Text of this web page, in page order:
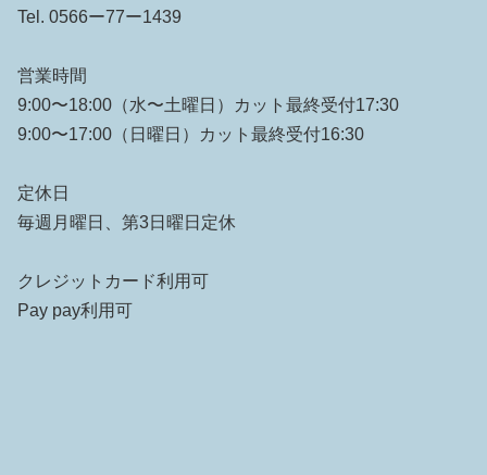
Tel. 0566ー77ー1439
営業時間
9:00〜18:00（水〜土曜日）カット最終受付17:30
9:00〜17:00（日曜日）カット最終受付16:30
定休日
毎週月曜日、第3日曜日定休
クレジットカード利用可
Pay pay利用可